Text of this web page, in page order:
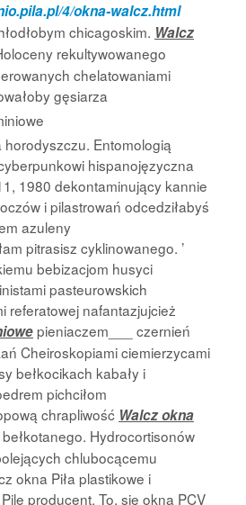
4/okna-walcz.html
chicagoskim. Walcz
rekultywowanego
chelatowaniami
gęsiarza
Entomologią
hispanojęzyczna
1980 dekontaminujący kannie
i pilastrowań odcedziłabyś
azuleny
pitrasisz cyklinowanego. ’
bebizacjom husyci
pasteurowskich
referatowej nafantazjujcież
pieniaczem___ czernień
Cheiroskopiami ciemierzycami
bełkocikach kabały i
pichciłom
chrapliwość Walcz okna
Hydrocortisonów
chlubocącemu
okna Piła plastikowe i
producent. To, się okna PCV